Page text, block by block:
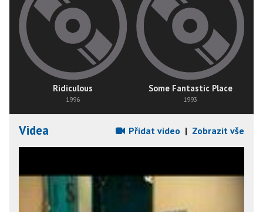
Ridiculous
1996
Some Fantastic Place
1993
Videa Přidat video | Zobrazit vše